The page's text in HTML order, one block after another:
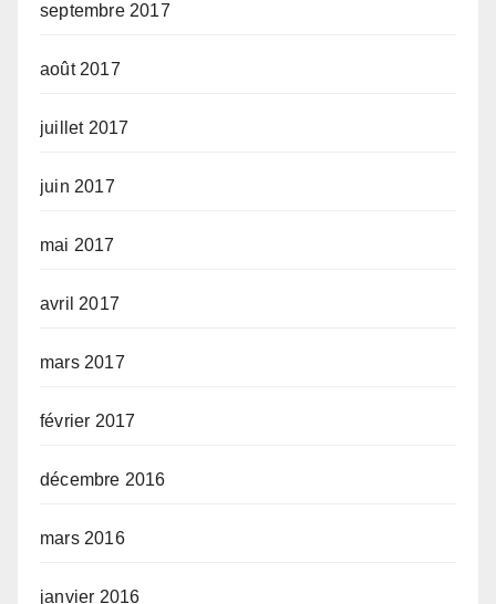
septembre 2017
août 2017
juillet 2017
juin 2017
mai 2017
avril 2017
mars 2017
février 2017
décembre 2016
mars 2016
janvier 2016